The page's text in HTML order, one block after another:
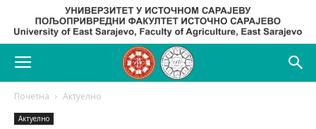
Почетна Актуелно
Актуелно